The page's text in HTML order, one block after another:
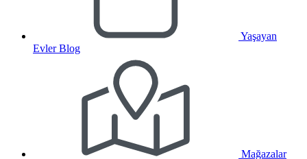
Yaşayan
Evler Blog
Mağazalar